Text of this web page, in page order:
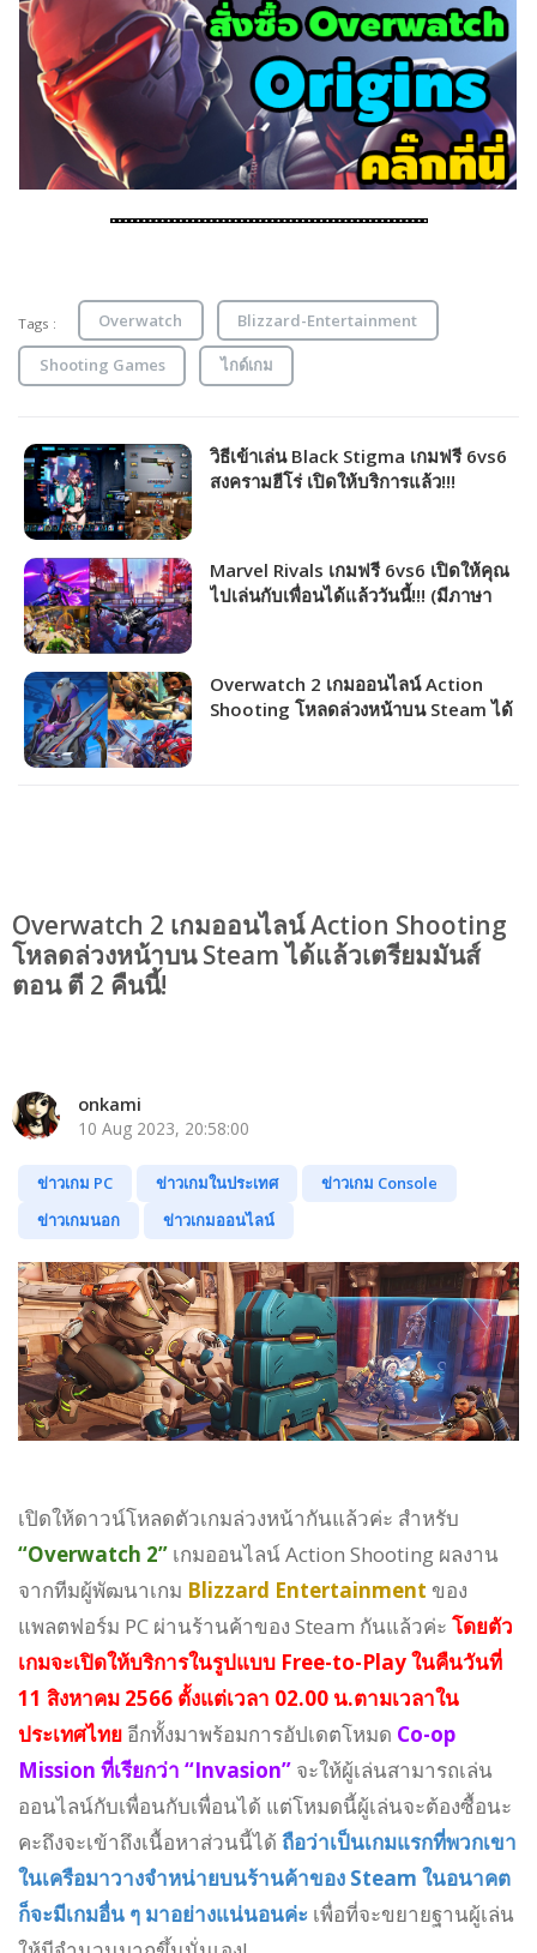
Tags : Overwatch Blizzard-Entertainment
Shooting Games ไกด์เกม
วิธีเข้าเล่น Black Stigma เกมฟรี 6vs6
สงครามฮีโร่ เปิดให้บริการแล้ว!!!
Marvel Rivals เกมฟรี 6vs6 เปิดให้คุณ
ไปเล่นกับเพื่อนได้แล้ววันนี้!!! (มีภาษา
Overwatch 2 เกมออนไลน์ Action
Shooting โหลดล่วงหน้าบน Steam ได้
Overwatch 2 เกมออนไลน์ Action Shooting
โหลดล่วงหน้าบน Steam ได้แล้วเตรียมมันส์
ตอน ตี 2 คืนนี้!
onkami
10 Aug 2023, 20:58:00
ข่าวเกม PC ข่าวเกมในประเทศ
ข่าวเกม Console
ข่าวเกมนอก
ข่าวเกมออนไลน์
เปิดให้ดาวน์โหลดตัวเกมล่วงหน้ากันแล้วค่ะ สำหรับ
“Overwatch 2” เกมออนไลน์ Action Shooting ผลงาน
จากทีมผู้พัฒนาเกม Blizzard Entertainment ของ
แพลตฟอร์ม PC ผ่านร้านค้าของ Steam กันแล้วค่ะ โดยตัว
เกมจะเปิดให้บริการในรูปแบบ Free-to-Play ในคืนวันที่
11 สิงหาคม 2566 ตั้งแต่เวลา 02.00 น.ตามเวลาใน
ประเทศไทย อีกทั้งมาพร้อมการอัปเดตโหมด Co-op
Mission ที่เรียกว่า “Invasion” จะให้ผู้เล่นสามารถเล่น
ออนไลน์กับเพื่อนกับเพื่อนได้ แต่โหมดนี้ผู้เล่นจะต้องซื้อนะ
คะถึงจะเข้าถึงเนื้อหาส่วนนี้ได้ ถือว่าเป็นเกมแรกที่พวกเขา
ในเครือมาวางจำหน่ายบนร้านค้าของ Steam ในอนาคต
ก็จะมีเกมอื่น ๆ มาอย่างแน่นอนค่ะ เพื่อที่จะขยายฐานผู้เล่น